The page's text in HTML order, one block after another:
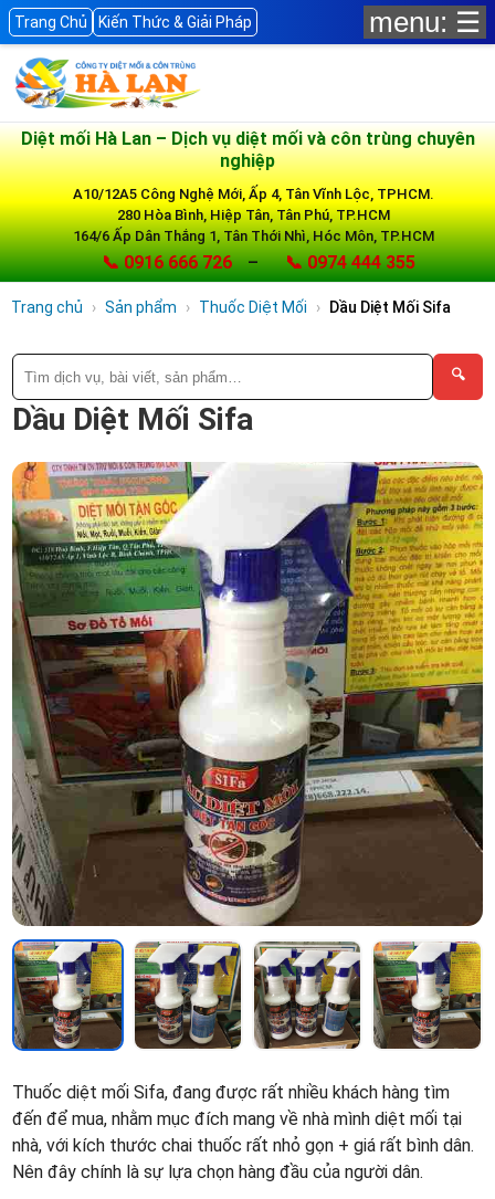
Trang Chủ Kiến Thức & Giải Pháp menu: ☰
Diệt mối Hà Lan – Dịch vụ diệt mối và côn trùng chuyên
nghiệp
A10/12A5 Công Nghệ Mới, Ấp 4, Tân Vĩnh Lộc, TPHCM.
280 Hòa Bình, Hiệp Tân, Tân Phú, TP.HCM
164/6 Ấp Dân Thắng 1, Tân Thới Nhì, Hóc Môn, TP.HCM
📞 0916 666 726 – 📞 0974 444 355
Trang chủ Sản phẩm Thuốc Diệt Mối Dầu Diệt Mối Sifa
🔍
Dầu Diệt Mối Sifa
Thuốc diệt mối Sifa, đang được rất nhiều khách hàng tìm
đến để mua, nhằm mục đích mang về nhà mình diệt mối tại
nhà, với kích thước chai thuốc rất nhỏ gọn + giá rất bình dân.
Nên đây chính là sự lựa chọn hàng đầu của người dân.